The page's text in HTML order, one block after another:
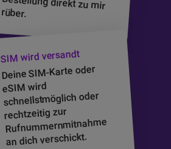
rüber.
SIMwird versandt
DeineSIM-Karte oder
eSIMwird
schnellstmöglich oder
rechtzeitig zur
Rufnummernmitnahme
an dich verschickt.